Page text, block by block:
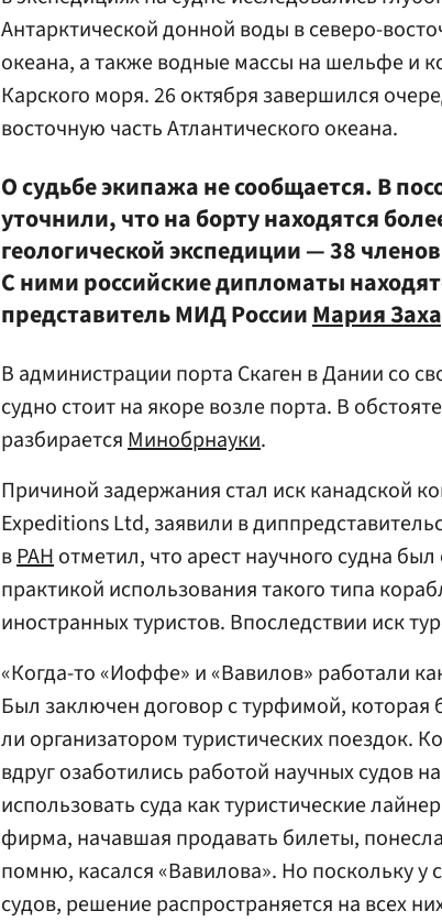
Антарктической донной воды в северо-
океана, а также водные массы на шельфе и
Карского моря. 26 октября завершился
восточную часть Атлантического океана.
О судьбе экипажа не сообщается. В
уточнили, что на борту находятся
геологической экспедиции — 38
С ними российские дипломаты
представитель МИД РоссииМария
В администрации порта Скаген в Дании со
судно стоит на якоре возле порта. В
разбираетсяМинобрнауки.
Причиной задержания стал иск канадской
Expeditions Ltd, заявили в
вРАНотметил, что арест научного судна
практикой использования такого типа
иностранных туристов. Впоследствии иск
«Когда-то «Иоффе» и «Вавилов» работали
Был заключен договор с турфимой, которая
ли организатором туристических поездок.
вдруг озаботились работой научных судов
использовать суда как туристические
фирма, начавшая продавать билеты,
помню, касался «Вавилова». Но поскольку у
судов, решение распространяется на всех